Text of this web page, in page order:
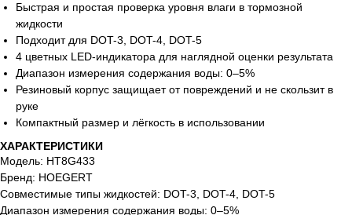
Быстрая и простая проверка уровня влаги в тормозной
жидкости
Подходит для DOT-3, DOT-4, DOT-5
4 цветных LED-индикатора для наглядной оценки результата
Диапазон измерения содержания воды: 0–5%
Резиновый корпус защищает от повреждений и не скользит в
руке
Компактный размер и лёгкость в использовании
ХАРАКТЕРИСТИКИ
Модель: HT8G433
Бренд: HOEGERT
Совместимые типы жидкостей: DOT-3, DOT-4, DOT-5
Диапазон измерения содержания воды: 0–5%